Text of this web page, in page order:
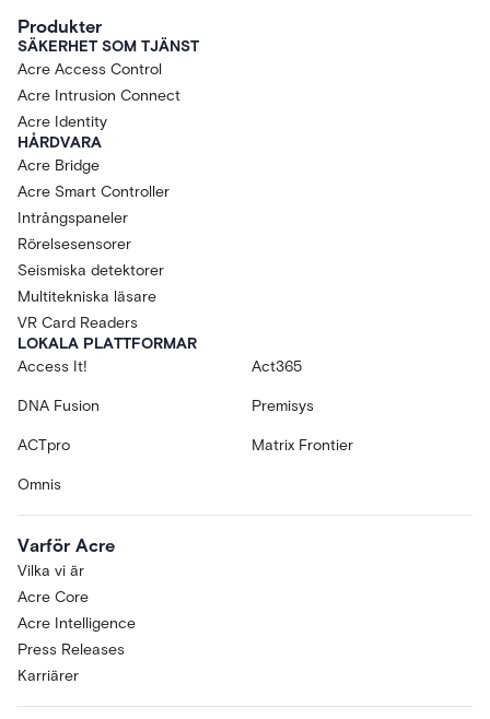
Produkter
SÄKERHET SOM TJÄNST
Acre Access Control
Acre Intrusion Connect
Acre Identity
HÅRDVARA
Acre Bridge
Acre Smart Controller
Intrångspaneler
Rörelsesensorer
Seismiska detektorer
Multitekniska läsare
VR Card Readers
LOKALA PLATTFORMAR
Access It!
Act365
DNA Fusion Premisys
ACTpro Matrix Frontier
Omnis
Varför Acre
Vilka vi är
Acre Core
Acre Intelligence
Press Releases
Karriärer